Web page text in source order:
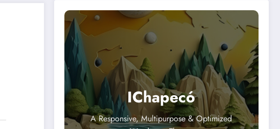
IChapecó
A Responsive, Multipurpose & Optimized